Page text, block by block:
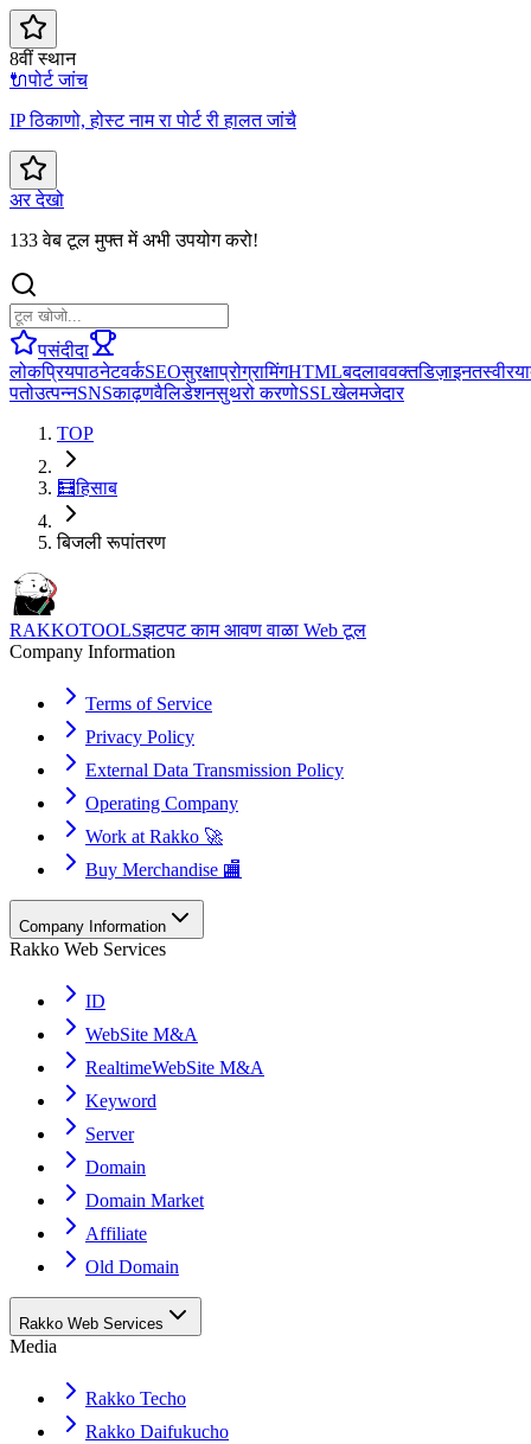
8वीं स्थान
🔌पोर्ट जांच
IP ठिकाणो, होस्ट नाम रा पोर्ट री हालत जांचै
अर देखो
133 वेब टूल मुफ्त में अभी उपयोग करो!
पसंदीदा
लोकप्रियपाठनेटवर्कSEOसुरक्षाप्रोग्रामिंगHTMLबदलाववक्तडिज़ाइनतस्वीर
पतोउत्पन्नSNSकाढ़णवैलिडेशनसुथरो करणोSSLखेलमजेदार
TOP
🧮हिसाब
बिजली रूपांतरण
RAKKOTOOLSझटपट काम आवण वाळा Web टूल
Company Information
Terms of Service
Privacy Policy
External Data Transmission Policy
Operating Company
Work at Rakko 🚀
Buy Merchandise 🏬
Company Information
Rakko Web Services
ID
WebSite M&A
RealtimeWebSite M&A
Keyword
Server
Domain
Domain Market
Affiliate
Old Domain
Rakko Web Services
Media
Rakko Techo
Rakko Daifukucho